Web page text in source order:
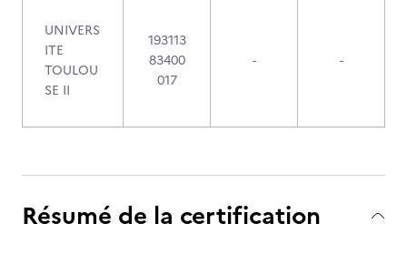
UNIVERS
ITE
TOULOU
SE II
193113
83400
017
- -
Résumé de la certification